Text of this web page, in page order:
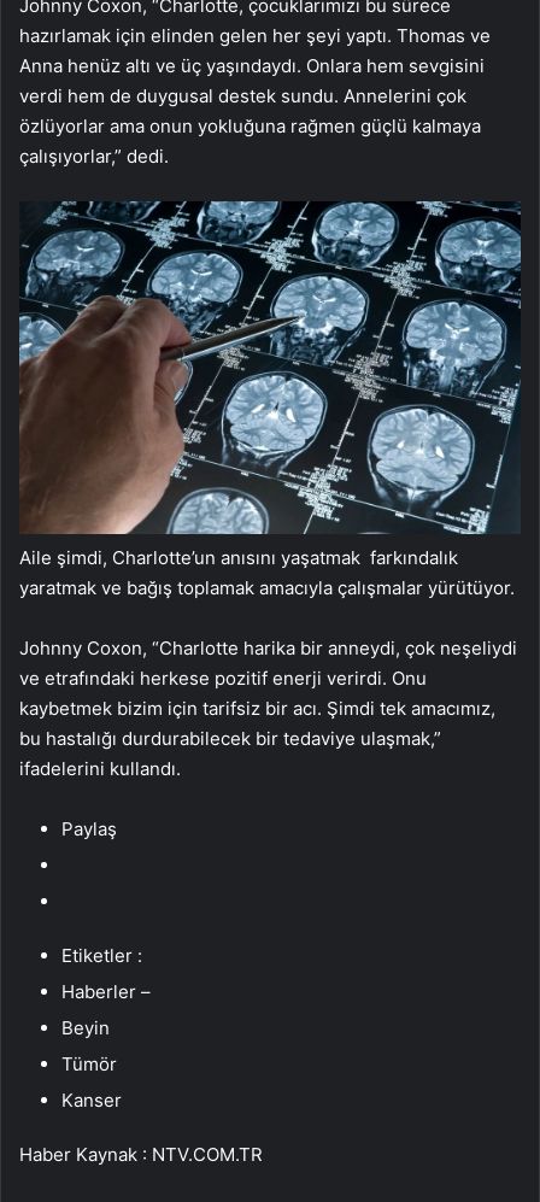
Johnny Coxon, “Charlotte, çocuklarımızı bu sürece
hazırlamak için elinden gelen her şeyi yaptı. Thomas ve
Anna henüz altı ve üç yaşındaydı. Onlara hem sevgisini
verdi hem de duygusal destek sundu. Annelerini çok
özlüyorlar ama onun yokluğuna rağmen güçlü kalmaya
çalışıyorlar,” dedi.
Aile şimdi, Charlotte’un anısını yaşatmak farkındalık
yaratmak ve bağış toplamak amacıyla çalışmalar yürütüyor.
Johnny Coxon, “Charlotte harika bir anneydi, çok neşeliydi
ve etrafındaki herkese pozitif enerji verirdi. Onu
kaybetmek bizim için tarifsiz bir acı. Şimdi tek amacımız,
bu hastalığı durdurabilecek bir tedaviye ulaşmak,”
ifadelerini kullandı.
Paylaş
Etiketler :
Haberler –
Beyin
Tümör
Kanser
Haber Kaynak : NTV.COM.TR